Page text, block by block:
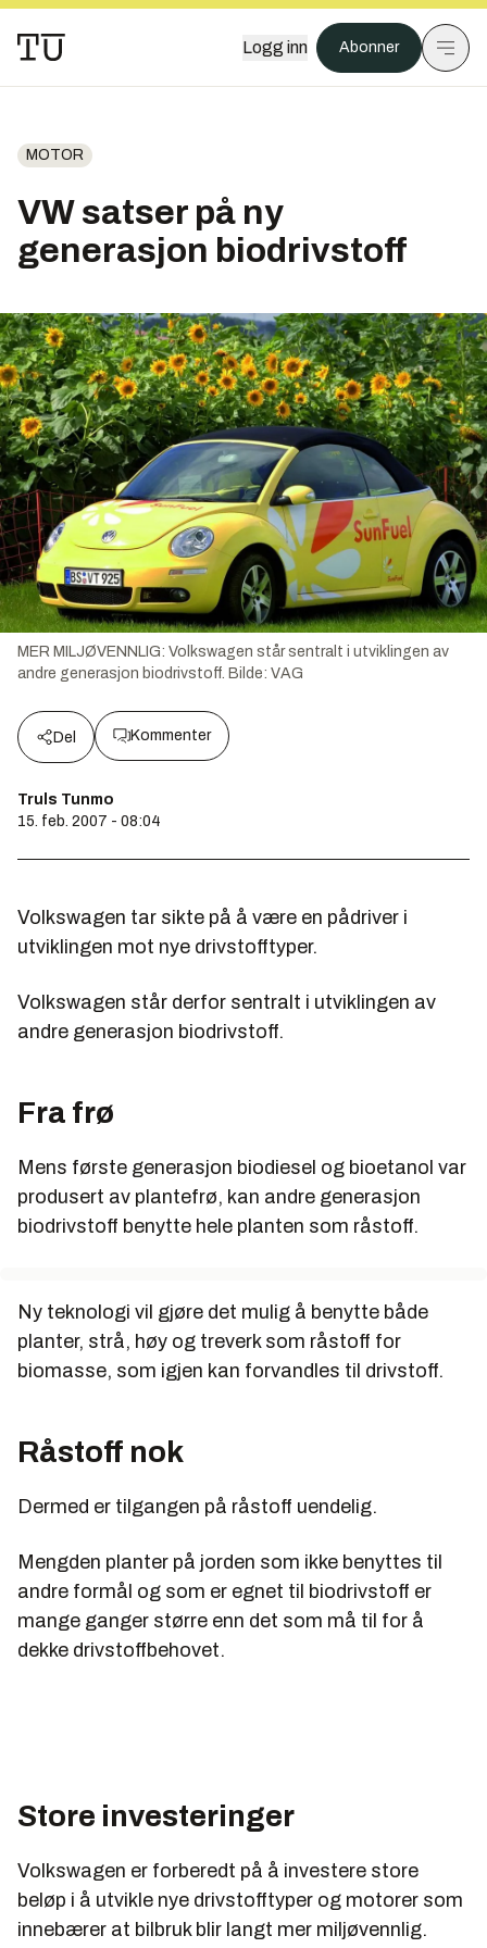
Logg inn Abonner
MOTOR
VW satser på ny
generasjon biodrivstoff
MER MILJØVENNLIG: Volkswagen står sentralt i utviklingen av
andre generasjon biodrivstoff. Bilde: VAG
Del Kommenter
Truls Tunmo
15. feb. 2007 - 08:04
Volkswagen tar sikte på å være en pådriver i
utviklingen mot nye drivstofftyper.
Volkswagen står derfor sentralt i utviklingen av
andre generasjon biodrivstoff.
Fra frø
Mens første generasjon biodiesel og bioetanol var
produsert av plantefrø, kan andre generasjon
biodrivstoff benytte hele planten som råstoff.
Ny teknologi vil gjøre det mulig å benytte både
planter, strå, høy og treverk som råstoff for
biomasse, som igjen kan forvandles til drivstoff.
Råstoff nok
Dermed er tilgangen på råstoff uendelig.
Mengden planter på jorden som ikke benyttes til
andre formål og som er egnet til biodrivstoff er
mange ganger større enn det som må til for å
dekke drivstoffbehovet.
Store investeringer
Volkswagen er forberedt på å investere store
beløp i å utvikle nye drivstofftyper og motorer som
innebærer at bilbruk blir langt mer miljøvennlig.